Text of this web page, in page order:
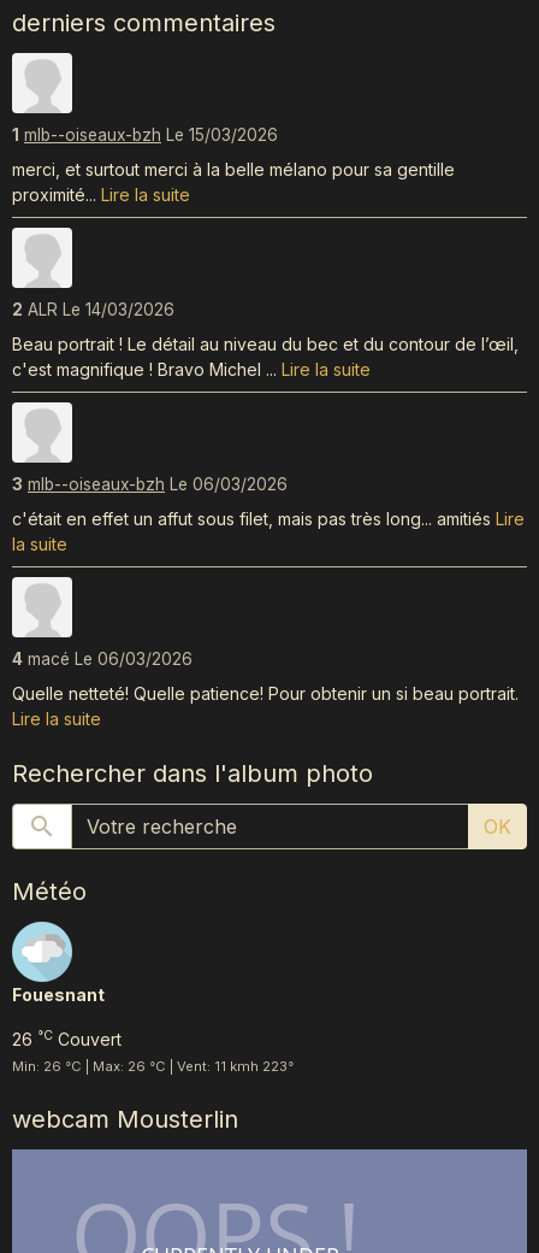
derniers commentaires
1 mlb--oiseaux-bzh Le 15/03/2026
merci, et surtout merci à la belle mélano pour sa gentille
proximité... Lire la suite
2 ALR Le 14/03/2026
Beau portrait ! Le détail au niveau du bec et du contour de l’œil,
c'est magnifique ! Bravo Michel ... Lire la suite
3 mlb--oiseaux-bzh Le 06/03/2026
c'était en effet un affut sous filet, mais pas très long... amitiés Lire
la suite
4 macé Le 06/03/2026
Quelle netteté! Quelle patience! Pour obtenir un si beau portrait.
Lire la suite
Rechercher dans l'album photo
OK
Météo
Fouesnant
26 °C Couvert
Min: 26 °C | Max: 26 °C | Vent: 11 kmh 223°
webcam Mousterlin